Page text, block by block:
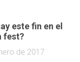
este fin en el
fest?
de 2017